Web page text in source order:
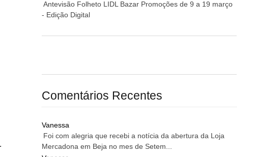
Antevisão Folheto LIDL Bazar Promoções de 9 a 19 março
- Edição Digital
Comentários Recentes
Vanessa
Foi com alegria que recebi a notícia da abertura da Loja
Mercadona em Beja no mes de Setem...